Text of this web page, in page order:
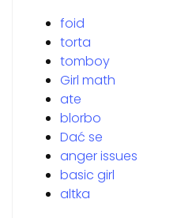
foid
torta
tomboy
Girl math
ate
blorbo
Dać se
anger issues
basic girl
altka